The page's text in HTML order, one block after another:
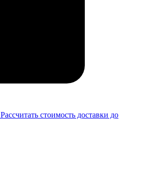
Рассчитать стоимость доставки до